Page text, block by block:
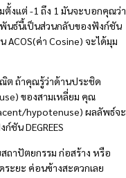
ตั้งแต่ -1 ถึง 1 มันจะบอกคุณว่า
พันธ์นี้เป็นส่วนกลับของฟังก์ชัน
ACOS(ค่า Cosine) จะได้มุม
ต ถ้าคุณรู้ว่าด้านประชิด
ของสามเหลี่ยม คุณ
hypotenuse) ผลลัพธ์จะ
ชัน DEGREES
ถาปัตยกรรม ก่อสร้าง หรือ
ระยะ ค่อนข้างสะดวกเลย